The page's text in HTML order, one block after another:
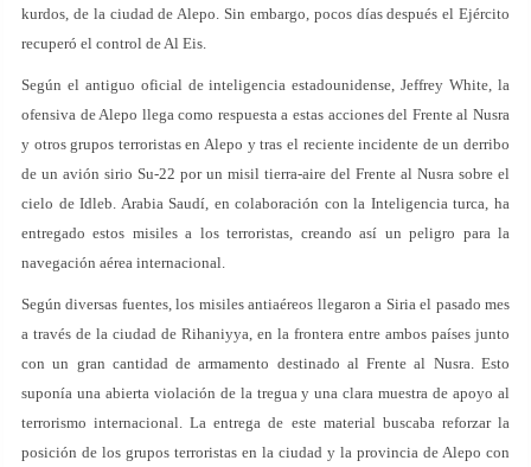
kurdos, de la ciudad de Alepo. Sin embargo, pocos días después el Ejército
recuperó el control de Al Eis.
Según el antiguo oficial de inteligencia estadounidense, Jeffrey White, la
ofensiva de Alepo llega como respuesta a estas acciones del Frente al Nusra
y otros grupos terroristas en Alepo y tras el reciente incidente de un derribo
de un avión sirio Su-22 por un misil tierra-aire del Frente al Nusra sobre el
cielo de Idleb. Arabia Saudí, en colaboración con la Inteligencia turca, ha
entregado estos misiles a los terroristas, creando así un peligro para la
navegación aérea internacional.
Según diversas fuentes, los misiles antiaéreos llegaron a Siria el pasado mes
a través de la ciudad de Rihaniyya, en la frontera entre ambos países junto
con un gran cantidad de armamento destinado al Frente al Nusra. Esto
suponía una abierta violación de la tregua y una clara muestra de apoyo al
terrorismo internacional. La entrega de este material buscaba reforzar la
posición de los grupos terroristas en la ciudad y la provincia de Alepo con